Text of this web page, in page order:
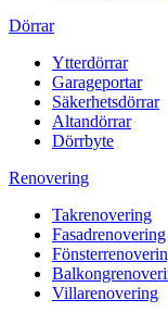
Dörrar
Ytterdörrar
Garageportar
Säkerhetsdörrar
Altandörrar
Dörrbyte
Renovering
Takrenovering
Fasadrenovering
Villarenovering